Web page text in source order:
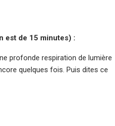
est de 15 minutes) :
profonde respiration de lumière
quelques fois. Puis dites ce